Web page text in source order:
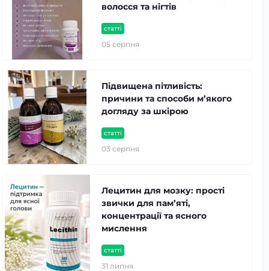
статті
05 серпня
волосся та нігтів
статті
03 серпня
Підвищена пітливість:
причини та способи м’якого
догляду за шкірою
статті
31 липня
Лецитин для мозку: прості
звички для пам’яті,
концентрації та ясного
мислення